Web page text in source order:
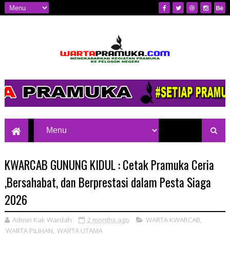
Pelosok Negeri
KWARCAB GUNUNG KIDUL : Cetak Pramuka Ceria
,Bersahabat, dan Berprestasi dalam Pesta Siaga
2026
Admin Kak Wardah 2 months ago WARTA KWARCAB,
WARTA PILIHAN, WARTA UTAMA